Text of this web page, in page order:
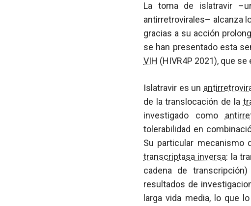
La toma de islatravir
antirretrovirales– alcanza
gracias a su acción
se han presentado esta
VIH (HIVR4P 2021), que
Islatravir es un
de la translocación de la
investigado como
tolerabilidad en
Su particular
transcriptasa inversa: la
cadena de
resultados de
larga vida media, lo que